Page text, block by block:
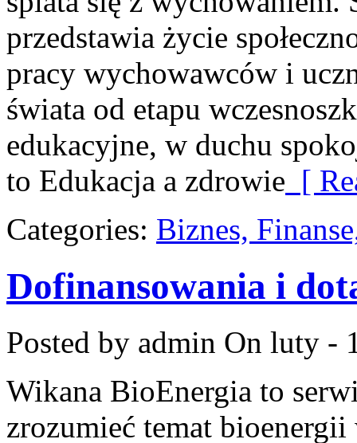
przedstawia życie
pracy wychowawców i
świata od etapu
edukacyjne, w duchu
to Edukacja a zdrowie [
Categories: Biznes,
Dofinansowania i
Posted by admin On luty -
Wikana BioEnergia to
zrozumieć temat